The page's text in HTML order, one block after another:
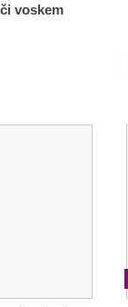
voskem